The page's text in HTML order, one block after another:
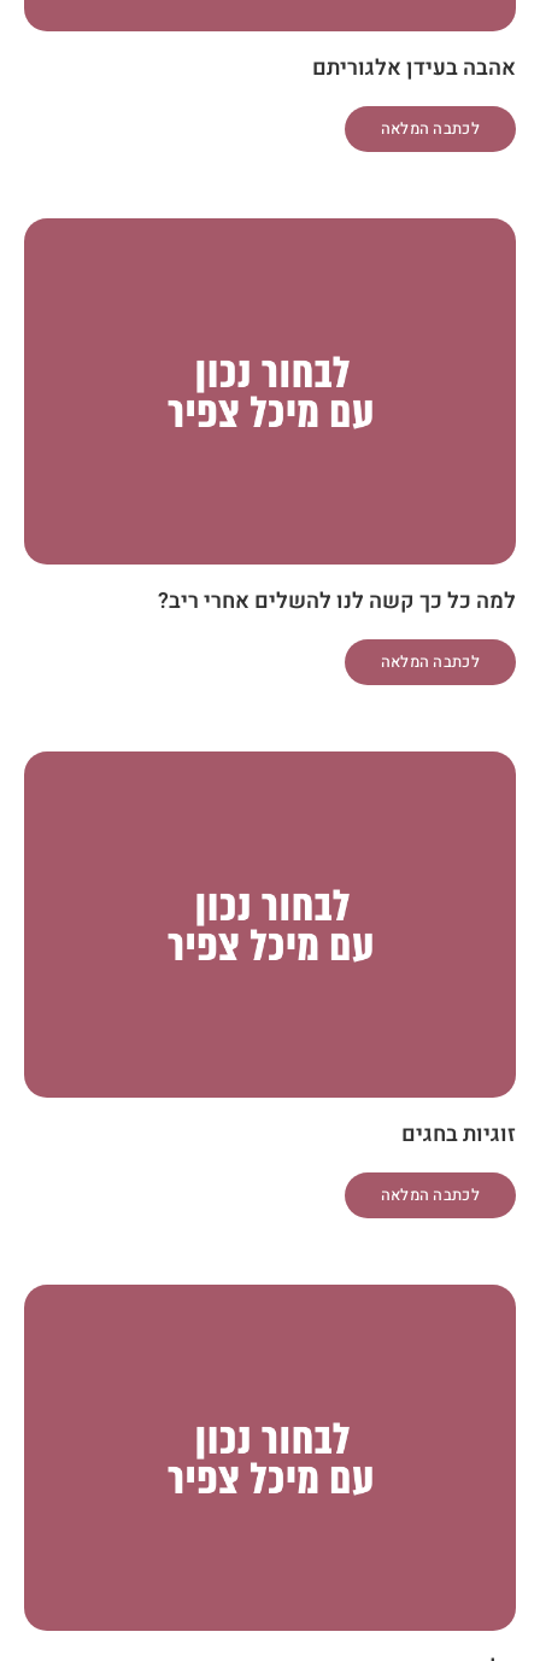
אהבה בעידן אלגוריתם
לכתבה המלאה
למה כל כך קשה לנו להשלים אחרי ריב?
לכתבה המלאה
זוגיות בחגים
לכתבה המלאה